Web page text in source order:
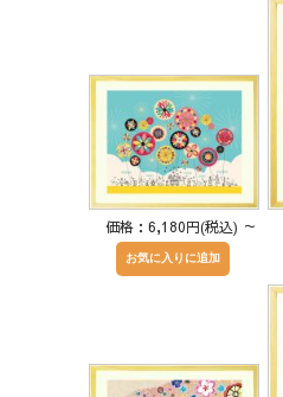
価格：6,180円(税込) ～